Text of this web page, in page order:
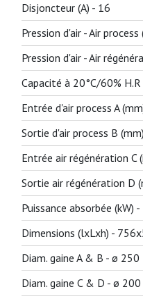
Disjoncteur (A) - 16
Pression d'air - Air process
Pression d'air - Air
Capacité à 20°C/60%
Entrée d'air process A
Sortie d'air process B
Entrée air régénération C
Sortie air régénération D
Puissance absorbée (kW) -
Dimensions (lxLxh) -
Diam. gaine A & B - ø 250
Diam. gaine C & D - ø 200